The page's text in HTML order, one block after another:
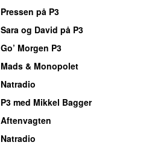
Pressen på P3
Sara og David på P3
Go’ Morgen P3
Mads & Monopolet
Natradio
P3 med Mikkel Bagger
Aftenvagten
Natradio